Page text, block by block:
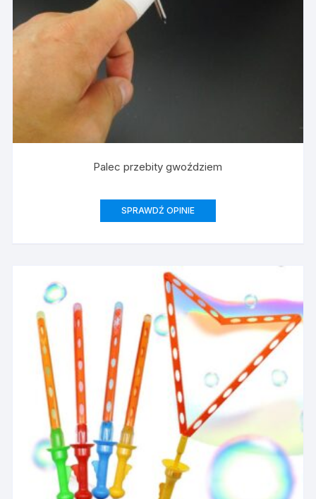
Palec przebity gwoździem
SPRAWDŹ OPINIE